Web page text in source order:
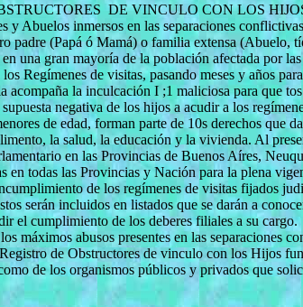
DE VINCULO CON LOS
y Abuelos inmersos en las separaciones
padre (Papá ó Mamá) o familia extensa (Abuelo,
una gran mayoría de la población afectada por
Regímenes de visitas, pasando meses y años
la inculcación I ;1 maliciosa para que
negativa de los hijos a acudir a los
de edad, forman parte de 10s derechos que
la salud, la educación y la vivienda. Al
en las Provincias de Buenos Aíres,
todas las Provincias y Nación para la plena
de los regímenes de visitas fijados
serán incluidos en listados que se darán a
el cumplimiento de los deberes filiales a su cargo.
máximos abusos presentes en las separaciones
de Obstructores de vinculo con los Hijos
de los organismos públicos y privados que